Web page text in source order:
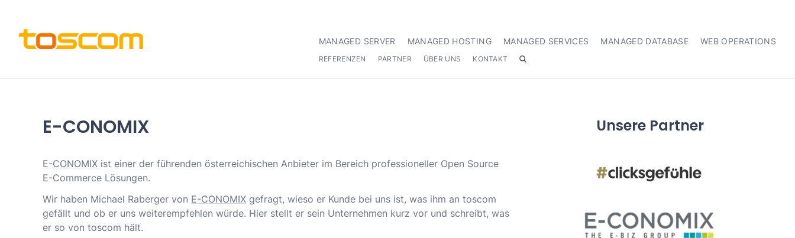
MANAGED SERVER MANAGED HOSTING MANAGED SERVICES MANAGED DATABASE WEB OPERATIONS
REFERENZEN PARTNER ÜBER UNS KONTAKT
E-CONOMIX
E-CONOMIX ist einer der führenden österreichischen Anbieter im Bereich professioneller Open Source
E-Commerce Lösungen.
Wir haben Michael Raberger von E-CONOMIX gefragt, wieso er Kunde bei uns ist, was ihm an toscom
gefällt und ob er uns weiterempfehlen würde. Hier stellt er sein Unternehmen kurz vor und schreibt, was
er so von toscom hält.
Unsere Partner